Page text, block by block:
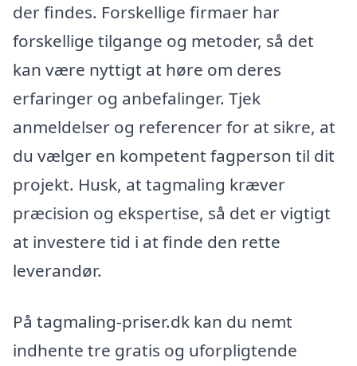
der findes. Forskellige firmaer har
forskellige tilgange og metoder, så det
kan være nyttigt at høre om deres
erfaringer og anbefalinger. Tjek
anmeldelser og referencer for at sikre, at
du vælger en kompetent fagperson til dit
projekt. Husk, at tagmaling kræver
præcision og ekspertise, så det er vigtigt
at investere tid i at finde den rette
leverandør.
På tagmaling-priser.dk kan du nemt
indhente tre gratis og uforpligtende